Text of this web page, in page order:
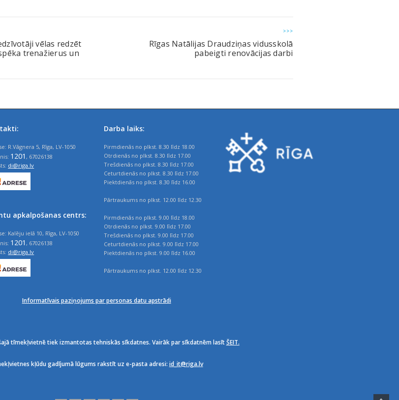
vēlas redzēt
trenažierus un
>>>
Rīgas Natālijas Draudziņas vidusskolā
pabeigti renovācijas darbi
R.Vāgnera 5, Rīga, LV-1050
1201 , 67026138
di@riga.lv
apkalpošanas centrs:
Kalēju ielā 10, Rīga, LV-1050
1201 , 67026138
di@riga.lv
Darba laiks:
Pirmdienās no plkst. 8.30 līdz 18.00
Otrdienās no plkst. 8.30 līdz 17.00
Trešdienās no plkst. 8.30 līdz 17.00
Ceturtdienās no plkst. 8.30 līdz 17.00
Piektdienās no plkst. 8.30 līdz 16.00
Pārtraukums no plkst. 12.00 līdz 12.30
Pirmdienās no plkst. 9.00 līdz 18.00
Otrdienās no plkst. 9.00 līdz 17.00
Trešdienās no plkst. 9.00 līdz 17.00
Ceturtdienās no plkst. 9.00 līdz 17.00
Piektdienās no plkst. 9.00 līdz 16.00
Pārtraukums no plkst. 12.00 līdz 12.30
Informatīvais paziņojums par personas datu apstrādi
tīmekļvietnē tiek izmantotas tehniskās sīkdatnes. Vairāk par sīkdatnēm lasītŠEIT.
kļūdu gadījumā lūgums rakstīt uz e-pasta adresi: id_it@riga.lv